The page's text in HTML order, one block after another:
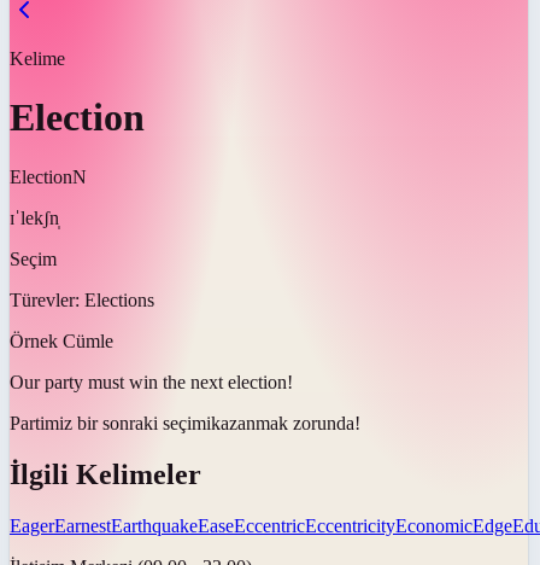
Kelime
Election
ElectionN
ɪˈlekʃn̩
Seçim
Türevler: Elections
Örnek Cümle
Our party must win the next election!
Partimiz bir sonraki seçimikazanmak zorunda!
İlgili Kelimeler
EagerEarnestEarthquakeEaseEccentricEccentricityEconomicEdge